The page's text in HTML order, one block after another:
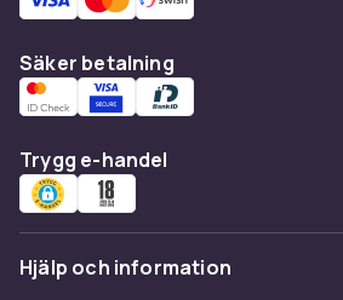
Säker betalning
Trygg e-handel
Hjälp och information